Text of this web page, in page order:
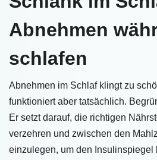
Abnehmen
schlafen
Abnehmen im Schlaf klingt zu
funktioniert aber tatsächlich.
Er setzt darauf, die richtigen
verzehren und zwischen den
einzulegen, um den Insulinspiegel